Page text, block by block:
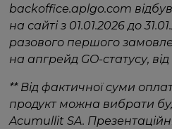
backoffice.aplgo.com
на сайті з 01.01.2026 до
разового першого
на апгрейд GO-статусу,
** Від фактичної суми
продукт можна вибрати
Acumullit SA.